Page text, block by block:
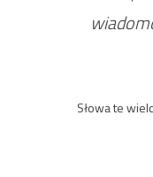
Słowa te